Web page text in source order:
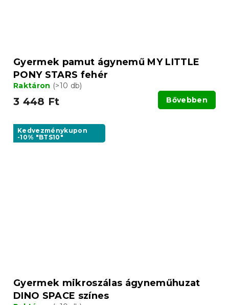
Gyermek pamut ágynemű MY LITTLE
PONY STARS fehér
Raktáron (>10 db)
3 448 Ft Bővebben
Kedvezménykupon
-10% "BTS10"
Gyermek mikroszálas ágyneműhuzat
DINO SPACE színes